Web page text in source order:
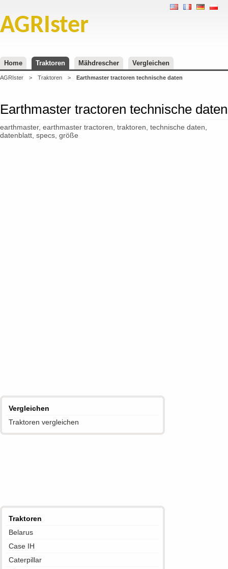
AGRIster
Home Traktoren Mähdrescher Vergleichen
AGRIster > Traktoren > Earthmaster tractoren technische daten
Earthmaster tractoren technische daten
earthmaster, earthmaster tractoren, traktoren, technische daten,
datenblatt, specs, größe
Vergleichen
Traktoren vergleichen
Traktoren
Belarus
Case IH
Caterpillar